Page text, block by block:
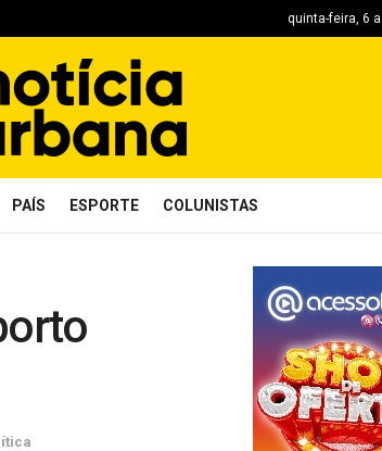
quinta-feira, 6
PAÍS ESPORTE COLUNISTAS